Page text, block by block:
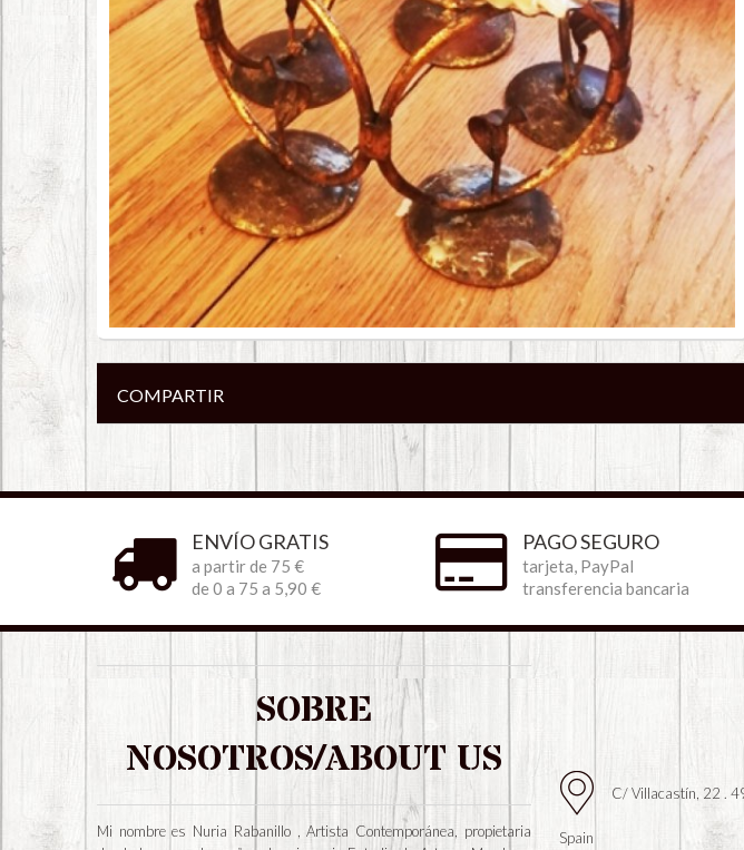
COMPARTIR
ENVÍO GRATIS
a partir de 75 €
de 0 a 75 a 5,90 €
PAGO SEGURO
tarjeta, PayPal
transferencia bancaria
SOBRE
NOSOTROS/ABOUT US
Mi nombre es Nuria Rabanillo , Artista Contemporánea, propietaria
C/ Villacastín, 22 .
Spain